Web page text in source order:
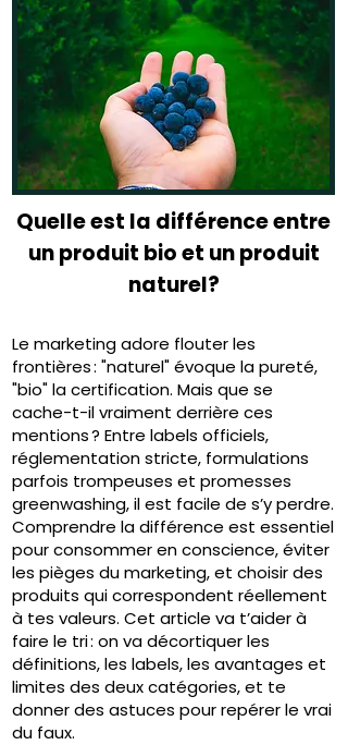
Quelle est la différence entre
un produit bio et un produit
naturel?
Le marketing adore flouter les
frontières : "naturel" évoque la pureté,
"bio" la certification. Mais que se
cache-t-il vraiment derrière ces
mentions ? Entre labels officiels,
réglementation stricte, formulations
parfois trompeuses et promesses
greenwashing, il est facile de s’y perdre.
Comprendre la différence est essentiel
pour consommer en conscience, éviter
les pièges du marketing, et choisir des
produits qui correspondent réellement
à tes valeurs. Cet article va t’aider à
faire le tri : on va décortiquer les
définitions, les labels, les avantages et
limites des deux catégories, et te
donner des astuces pour repérer le vrai
du faux.